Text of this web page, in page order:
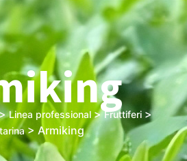
Linea professional>Fruttiferi>
> Armiking